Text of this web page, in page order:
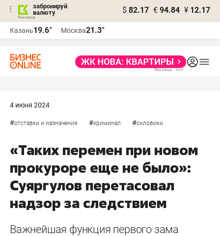
забронируй
валюту
$ 82.17 € 94.84 ¥ 12.17
Казань19.6° Москва21.3°
4 июня 2024
#отставки и назначения #криминал #силовики
«Таких перемен при новом
прокуроре еще не было»:
Суяргулов перетасовал
надзор за следствием
Важнейшая функция первого зама